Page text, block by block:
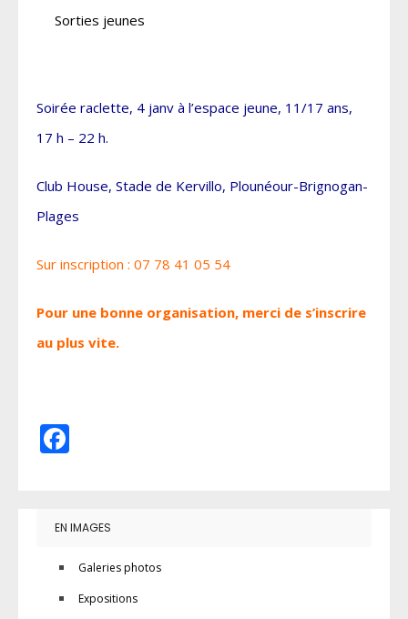
Sorties jeunes
Soirée raclette, 4 janv à l’espace jeune, 11/17 ans,
17 h – 22 h.
Club House, Stade de Kervillo, Plounéour-Brignogan-
Plages
Sur inscription : 07 78 41 05 54
Pour une bonne organisation, merci de s’inscrire
au plus vite.
EN IMAGES
Galeries photos
Expositions